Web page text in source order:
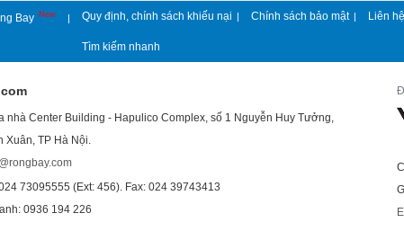
Bay New | Quy định, chính sách khiếu nại | Chính sách bảo mật | Liên
Tìm kiếm nhanh
nhà Center Building - Hapulico Complex, số 1 Nguyễn Huy Tưởng,
Xuân, TP Hà Nội.
73095555 (Ext: 456). Fax: 024 39743413
0936 194 226